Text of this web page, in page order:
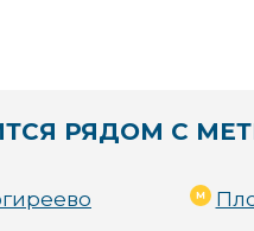
РЯДОМ С